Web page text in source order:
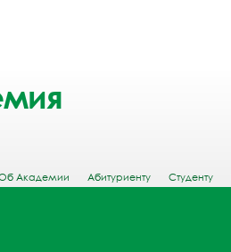
Академии Абитуриенту Студенту